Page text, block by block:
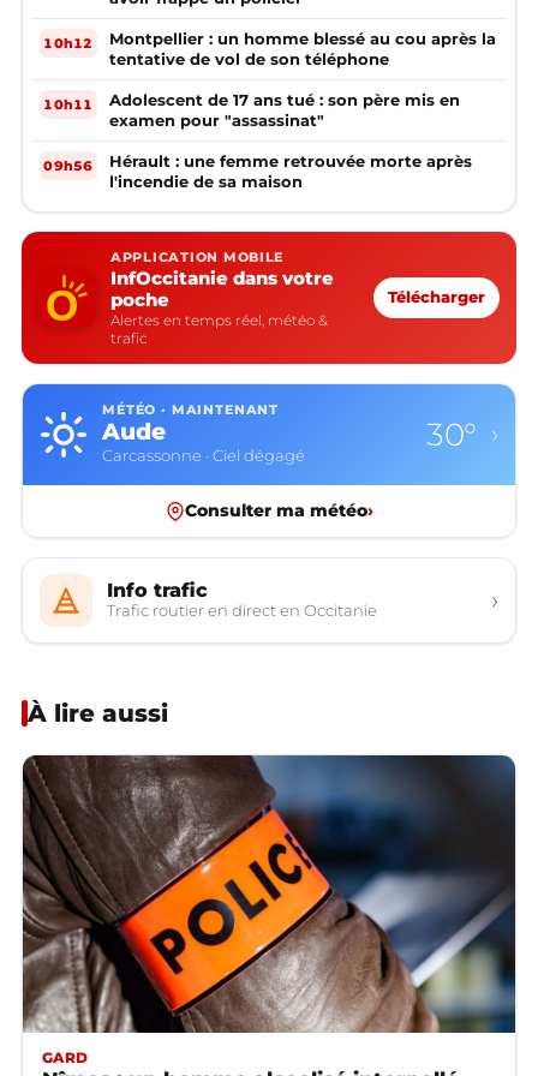
10h12
Montpellier : un homme blessé au cou après la
tentative de vol de son téléphone
10h11
Adolescent de 17 ans tué : son père mis en
examen pour "assassinat"
09h56
Hérault : une femme retrouvée morte après
l'incendie de sa maison
APPLICATION MOBILE
InfOccitanie dans votre
poche
Alertes en temps réel, météo &
trafic
Télécharger
MÉTÉO · MAINTENANT
Aude
Carcassonne · Ciel dégagé
30° ›
Consulter ma météo›
Info trafic
Trafic routier en direct en Occitanie ›
À lire aussi
GARD